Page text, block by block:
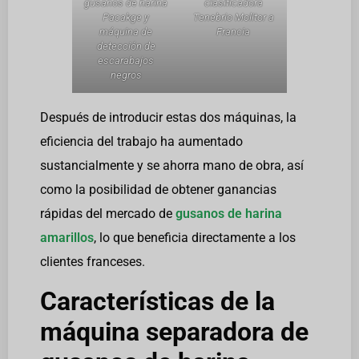
gusanos de harina
Pacakge y
máquina de
detección de
escarabajos
negros
clasificadora
Tenebrio Molitor a
Francia
Después de introducir estas dos máquinas, la
eficiencia del trabajo ha aumentado
sustancialmente y se ahorra mano de obra, así
como la posibilidad de obtener ganancias
rápidas del mercado de gusanos de harina
amarillos, lo que beneficia directamente a los
clientes franceses.
Características de la
máquina separadora de